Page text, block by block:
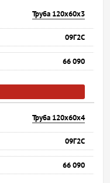
Труба 120х60х3
09Г2С
66 090
Труба 120х60х4
09Г2С
66 090